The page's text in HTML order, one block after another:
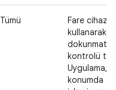
Tümü
Fare cihazı
kullanarak
dokunmatik
kontrolü
Uygulama, o
konumda